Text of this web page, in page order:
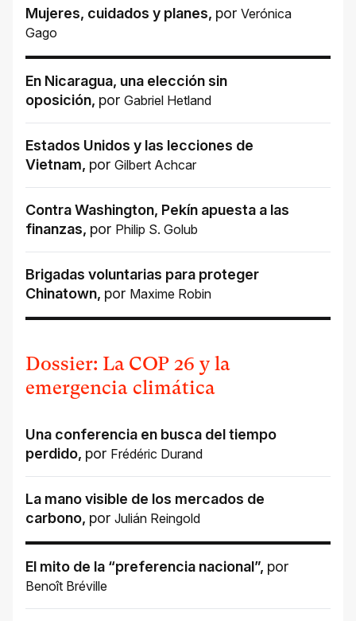
Mujeres, cuidados y planes, por Verónica
Gago
En Nicaragua, una elección sin
oposición, por Gabriel Hetland
Estados Unidos y las lecciones de
Vietnam, por Gilbert Achcar
Contra Washington, Pekín apuesta a las
finanzas, por Philip S. Golub
Brigadas voluntarias para proteger
Chinatown, por Maxime Robin
Dossier: La COP 26 y la
emergencia climática
Una conferencia en busca del tiempo
perdido, por Frédéric Durand
La mano visible de los mercados de
carbono, por Julián Reingold
El mito de la “preferencia nacional”, por
Benoît Bréville